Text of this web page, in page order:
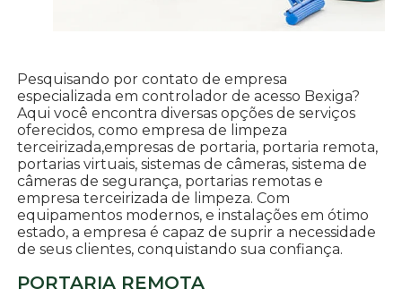
Pesquisando por contato de empresa
especializada em controlador de acesso Bexiga?
Aqui você encontra diversas opções de serviços
oferecidos, como empresa de limpeza
terceirizada,empresas de portaria, portaria remota,
portarias virtuais, sistemas de câmeras, sistema de
câmeras de segurança, portarias remotas e
empresa terceirizada de limpeza. Com
equipamentos modernos, e instalações em ótimo
estado, a empresa é capaz de suprir a necessidade
de seus clientes, conquistando sua confiança.
PORTARIA REMOTA